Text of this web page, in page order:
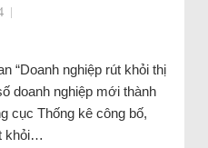
|
“Doanh nghiệp rút khỏi thị
doanh nghiệp mới thành
cục Thống kê công bố,
khỏi…